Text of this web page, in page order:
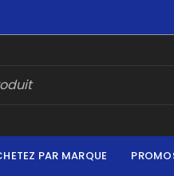
PAR MARQUE